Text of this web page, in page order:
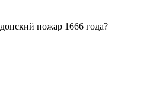
пожар 1666 года?